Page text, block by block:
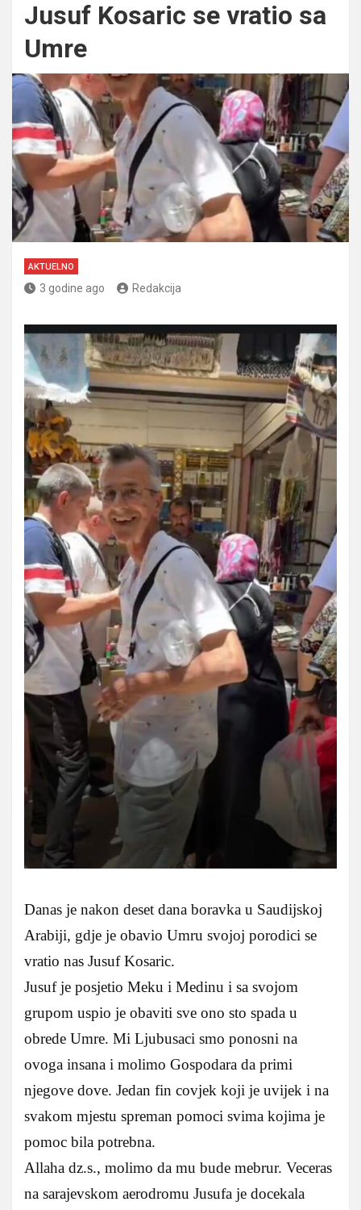
Jusuf Kosaric se vratio sa
Umre
AKTUELNO
3 godine ago Redakcija
Danas je nakon deset dana boravka u Saudijskoj
Arabiji, gdje je obavio Umru svojoj porodici se
vratio nas Jusuf Kosaric.
Jusuf je posjetio Meku i Medinu i sa svojom
grupom uspio je obaviti sve ono sto spada u
obrede Umre. Mi Ljubusaci smo ponosni na
ovoga insana i molimo Gospodara da primi
njegove dove. Jedan fin covjek koji je uvijek i na
svakom mjestu spreman pomoci svima kojima je
pomoc bila potrebna.
Allaha dz.s., molimo da mu bude mebrur. Veceras
na sarajevskom aerodromu Jusufa je docekala